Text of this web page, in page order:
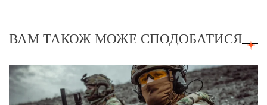
ВАМ ТАКОЖ МОЖЕ СПОДОБАТИСЯ